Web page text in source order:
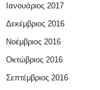
Ιανουάριος 2017
Δεκέμβριος 2016
Νοέμβριος 2016
Οκτώβριος 2016
Σεπτέμβριος 2016